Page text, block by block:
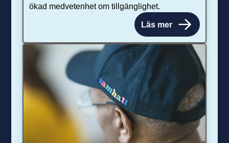
ökad medvetenhet om tillgänglighet.
Läs mer